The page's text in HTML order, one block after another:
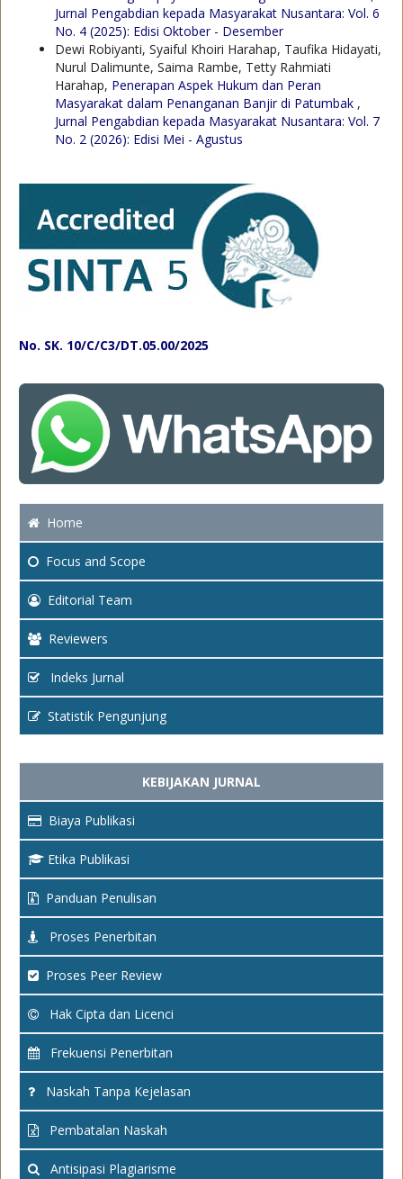
Jurnal Pengabdian kepada Masyarakat Nusantara: Vol. 6
No. 4 (2025): Edisi Oktober - Desember
Dewi Robiyanti, Syaiful Khoiri Harahap, Taufika Hidayati,
Nurul Dalimunte, Saima Rambe, Tetty Rahmiati
Harahap, Penerapan Aspek Hukum dan Peran
Masyarakat dalam Penanganan Banjir di Patumbak ,
Jurnal Pengabdian kepada Masyarakat Nusantara: Vol. 7
No. 2 (2026): Edisi Mei - Agustus
No. SK. 10/C/C3/DT.05.00/2025
Home
Focus and Scope
Editorial Team
Reviewers
Indeks Jurnal
Statistik Pengunjung
KEBIJAKAN JURNAL
Biaya Publikasi
Etika Publikasi
Panduan Penulisan
Proses Penerbitan
Proses Peer Review
Hak Cipta dan Licenci
Frekuensi Penerbitan
Naskah Tanpa Kejelasan
Pembatalan Naskah
Antisipasi Plagiarisme